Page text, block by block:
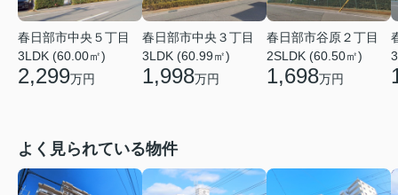
春日部市中央５丁目
3LDK (60.00㎡)
2,299万円
春日部市中央３丁目
3LDK (60.99㎡)
1,998万円
春日部市谷原２丁目
2SLDK (60.50㎡)
1,698万円
よく見られている物件